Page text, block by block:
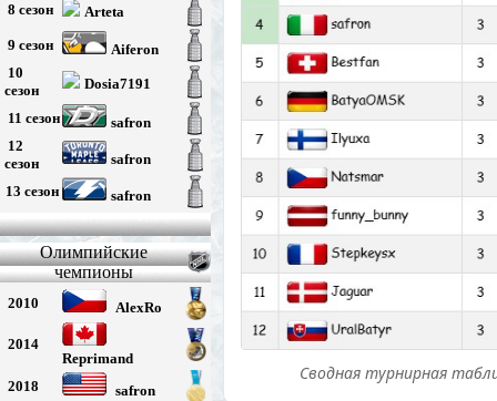
8 сезон
Arteta
9 сезон
Aiferon
10
сезон
Dosia7191
11 сезон
safron
12
сезон
safron
13 сезон
safron
Олимпийские
чемпионы
2010 AlexRo
2014
Reprimand
2018
safron
Сводная турнирная